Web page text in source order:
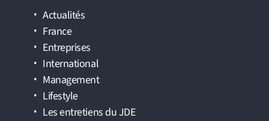
Actualités
France
Entreprises
International
Management
Lifestyle
Les entretiens du JDE